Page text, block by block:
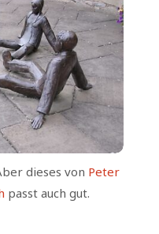
dieses von Peter
passt auch gut.